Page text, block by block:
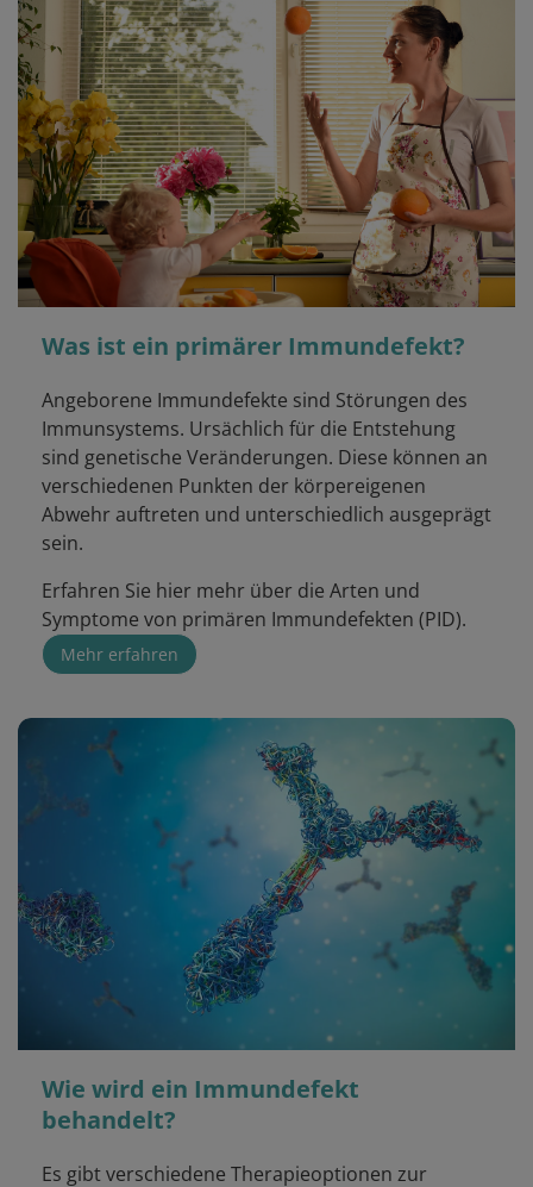
Was ist ein primärer Immundefekt?
Angeborene Immundefekte sind Störungen des
Immunsystems. Ursächlich für die Entstehung
sind genetische Veränderungen. Diese können an
verschiedenen Punkten der körpereigenen
Abwehr auftreten und unterschiedlich ausgeprägt
sein.
Erfahren Sie hier mehr über die Arten und
Symptome von primären Immundefekten (PID).
Mehr erfahren
Wie wird ein Immundefekt
behandelt?
Es gibt verschiedene Therapieoptionen zur